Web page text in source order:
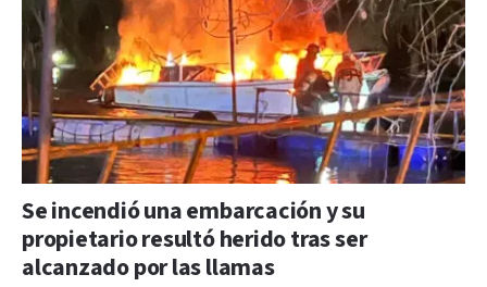
Se incendió una embarcación y su
propietario resultó herido tras ser
alcanzado por las llamas